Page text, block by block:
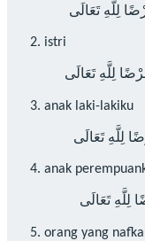
لِلَّهِ تَعَالَى
2. istri
لِلَّهِ تَعَالَى
3. anak laki-lakiku
لِلَّهِ تَعَالَى
4. anak
لِلَّهِ تَعَالَى
5. orang yang